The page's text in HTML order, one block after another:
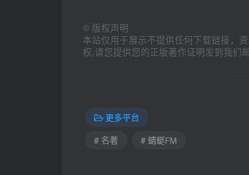
© 版权声明
本站仅用于展示不提供任何下载链接，
权,请您提供您的正版著作证明发到我们
更多平台
# 名著
# 蜻蜓FM